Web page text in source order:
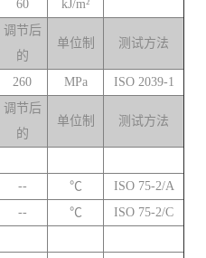
60 kJ/m²
调节后
的
单位制 测试方法
260 MPa ISO 2039-1
调节后
的
单位制 测试方法
-- ℃
ISO 75-2/A
-- ℃
ISO 75-2/C